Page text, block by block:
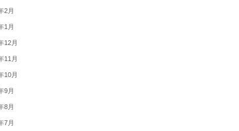
2月
1月
12月
11月
10月
9月
8月
7月